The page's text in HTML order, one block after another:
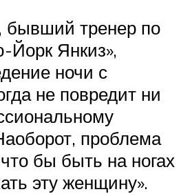
бывший тренер по
Йорк Янкиз»,
ночи с
не повредит ни
проблема
бы быть на ногах
эту женщину».